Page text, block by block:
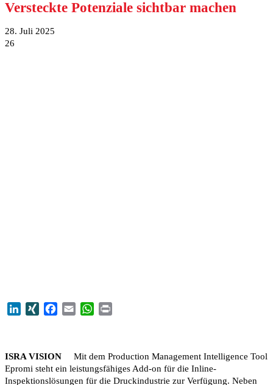
Versteckte Potenziale sichtbar machen
28. Juli 2025
26
LinkedIn
XING Facebook
Email WhatsApp
ISRA VISION Mit dem Production Management Intelligence Tool
Epromi steht ein leistungsfähiges Add-on für die Inline-
Inspektionslösungen für die Druckindustrie zur Verfügung. Neben